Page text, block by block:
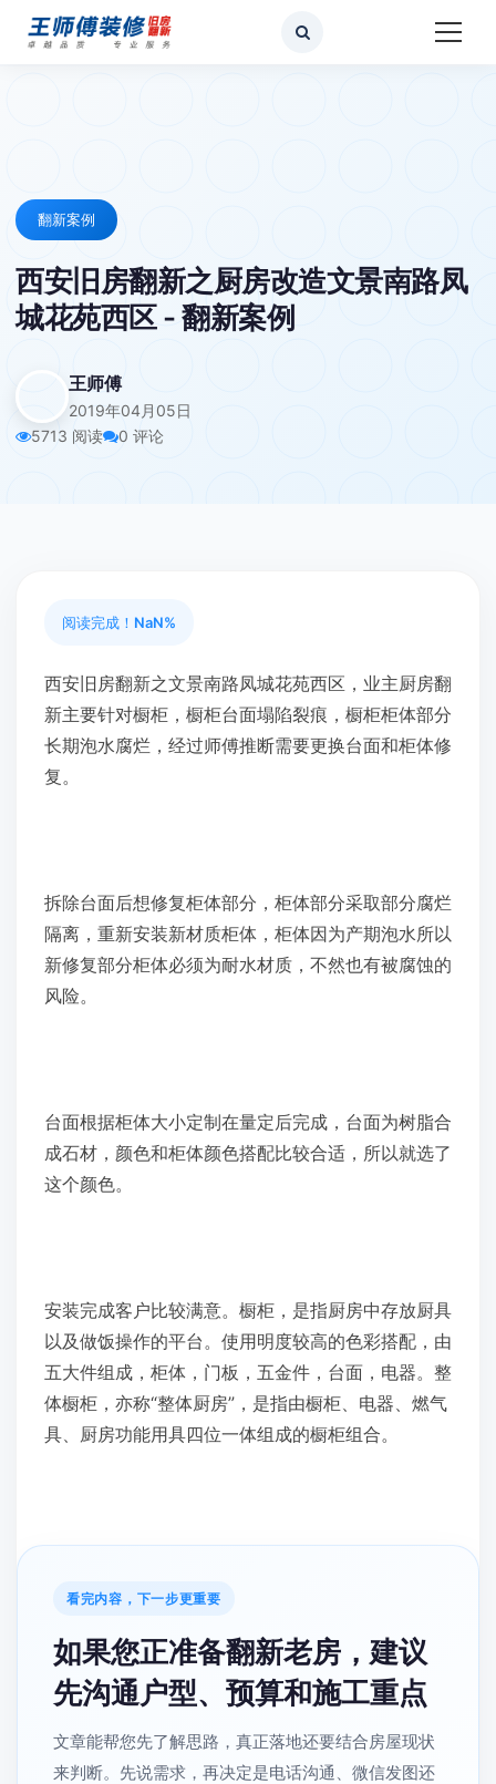
翻新案例
西安旧房翻新之厨房改造文景南路凤
城花苑西区 - 翻新案例
王师傅
2019年04月05日
5713 阅读
0 评论
阅读完成！ NaN%
西安旧房翻新之文景南路凤城花苑西区，业主厨房翻
新主要针对橱柜，橱柜台面塌陷裂痕，橱柜柜体部分
长期泡水腐烂，经过师傅推断需要更换台面和柜体修
复。
拆除台面后想修复柜体部分，柜体部分采取部分腐烂
隔离，重新安装新材质柜体，柜体因为产期泡水所以
新修复部分柜体必须为耐水材质，不然也有被腐蚀的
风险。
台面根据柜体大小定制在量定后完成，台面为树脂合
成石材，颜色和柜体颜色搭配比较合适，所以就选了
这个颜色。
安装完成客户比较满意。橱柜，是指厨房中存放厨具
以及做饭操作的平台。使用明度较高的色彩搭配，由
五大件组成，柜体，门板，五金件，台面，电器。整
体橱柜，亦称“整体厨房”，是指由橱柜、电器、燃气
具、厨房功能用具四位一体组成的橱柜组合。
看完内容，下一步更重要
如果您正准备翻新老房，建议
先沟通户型、预算和施工重点
文章能帮您先了解思路，真正落地还要结合房屋现状
来判断。先说需求，再决定是电话沟通、微信发图还